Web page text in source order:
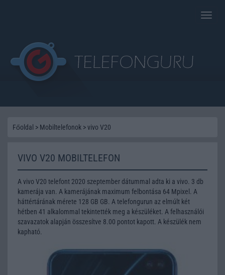
Toggle
Főoldal > Mobiltelefonok >vivo V20
VIVO V20 MOBILTELEFON
A vivo V20 telefont 2020 szeptember dátummal adta ki a vivo. 3 db
kamerája van. A kamerájának maximum felbontása 64 Mpixel. A
háttértárának mérete 128 GB GB. A telefongurun az elmúlt két
hétben 41 alkalommal tekintették meg a készüléket. A felhasználói
szavazatok alapján összesítve 8.00 pontot kapott. A készülék nem
kapható.